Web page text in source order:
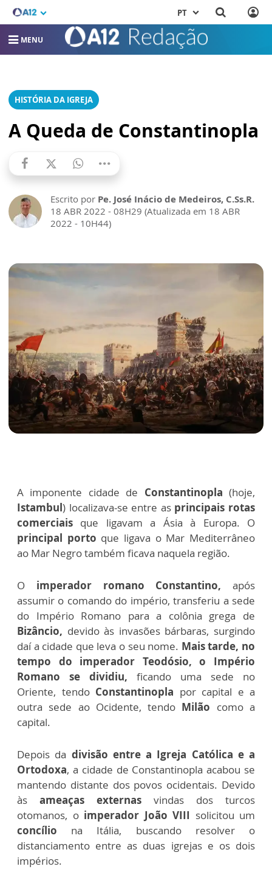
PT
MENU
HISTÓRIA DA IGREJA
A Queda de Constantinopla
Escrito por Pe. José Inácio de Medeiros, C.Ss.R.
18 ABR 2022 - 08H29 (Atualizada em 18 ABR
2022 - 10H44)
A imponente cidade de Constantinopla (hoje,
Istambul) localizava-se entre asprincipais rotas
comerciais que ligavam a Ásia à Europa. O
principal porto que ligava o Mar Mediterrâneo
ao Mar Negro também ficava naquela região.
O imperador romano Constantino, após
assumir o comando do império, transferiu a sede
do Império Romano para a colônia grega de
Bizâncio, devido às invasões bárbaras, surgindo
daí a cidade que leva o seu nome. Mais tarde, no
tempo do imperador Teodósio, o Império
Romano se dividiu, ficando uma sede no
Oriente, tendo Constantinopla por capital e a
outra sede ao Ocidente, tendo Milão como a
capital.
Depois da divisão entre a Igreja Católica e a
Ortodoxa, a cidade de Constantinopla acabou se
mantendo distante dos povos ocidentais. Devido
às ameaças externas vindas dos turcos
otomanos, oimperador João VIII solicitou um
concílio na Itália, buscando resolver o
distanciamento entre as duas igrejas e os dois
impérios.